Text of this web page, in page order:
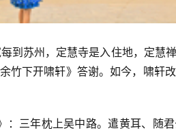
到苏州，定慧寺是入住地，定慧
竹下开啸轩》答谢。如今，啸轩
：三年枕上吴中路。遣黄耳、随